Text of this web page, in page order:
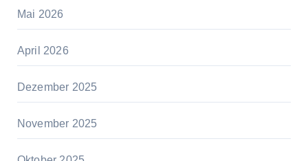
Mai 2026
April 2026
Dezember 2025
November 2025